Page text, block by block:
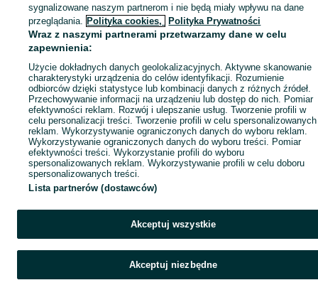
sygnalizowane naszym partnerom i nie będą miały wpływu na dane
przeglądania. Polityka cookies, Polityka Prywatności
Wraz z naszymi partnerami przetwarzamy dane w celu
zapewnienia:
Użycie dokładnych danych geolokalizacyjnych. Aktywne skanowanie
charakterystyki urządzenia do celów identyfikacji. Rozumienie
odbiorców dzięki statystyce lub kombinacji danych z różnych źródeł.
Przechowywanie informacji na urządzeniu lub dostęp do nich. Pomiar
efektywności reklam. Rozwój i ulepszanie usług. Tworzenie profili w
celu personalizacji treści. Tworzenie profili w celu spersonalizowanych
reklam. Wykorzystywanie ograniczonych danych do wyboru reklam.
Wykorzystywanie ograniczonych danych do wyboru treści. Pomiar
efektywności treści. Wykorzystanie profili do wyboru
spersonalizowanych reklam. Wykorzystywanie profili w celu doboru
spersonalizowanych treści.
Lista partnerów (dostawców)
Akceptuj wszystkie
Akceptuj niezbędne